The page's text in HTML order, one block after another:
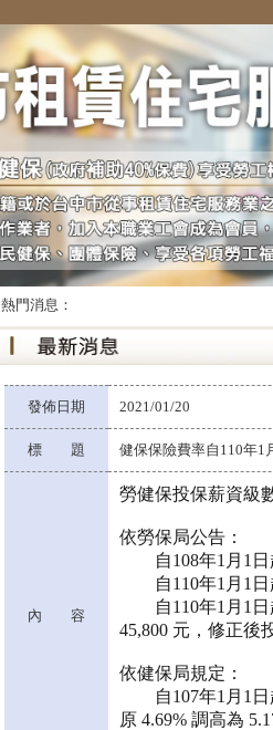
熱門消息：
發佈日期 2021/01/20
標 題 健保保險費率自110年1
內 容
勞健保投保薪資級
依勞保局公告：
自108年1月1日
自110年1月1日
自110年1月1日
45,800 元，修正後
依健保局規定：
自107年1月1日
原 4.69% 調高為